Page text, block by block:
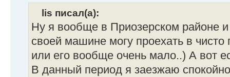
lis писал(а):
Ну я вообще в Приозерском районе
своей машине могу проехать в чисто
или его вообще очень мало..) А вот
В данный период я заезжаю